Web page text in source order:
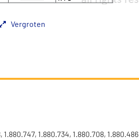
Vergroten
1.880.734, 1.880.708, 1.880.486